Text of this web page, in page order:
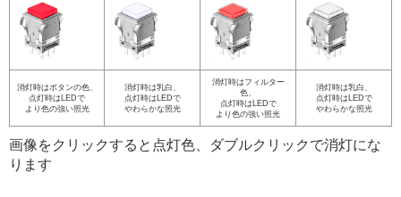
消灯時はボタンの色、
点灯時はLEDで
より色の強い照光
消灯時は乳白、
点灯時はLEDで
やわらかな照光
消灯時はフィルター
色、
点灯時はLEDで
より色の強い照光
消灯時は乳白、
点灯時はLEDで
やわらかな照光
画像をクリックすると点灯色、ダブルクリックで消灯にな
ります